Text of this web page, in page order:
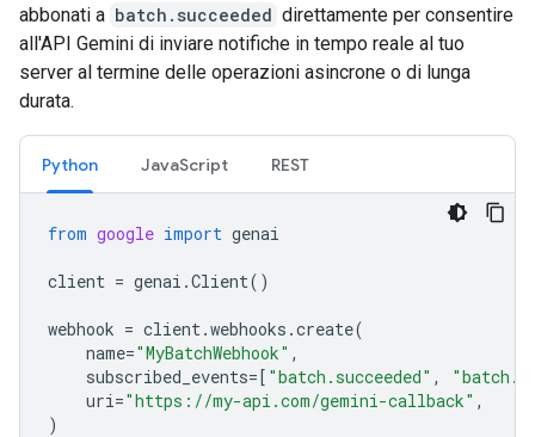
abbonati a batch.succeeded direttamente per consentire
all'API Gemini di inviare notifiche in tempo reale al tuo
server al termine delle operazioni asincrone o di lunga
durata.
Python JavaScript REST
from google import genai
client = genai .Client()
webhook = client.webhooks .create(
name="MyBatchWebhook" ,
subscribed_events=[ "batch.succeeded" ,
uri="https://my-api.com/gemini-callback" ,
)